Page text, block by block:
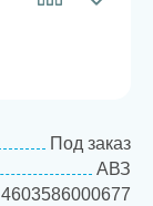
Под заказ
АВЗ
4603586000677